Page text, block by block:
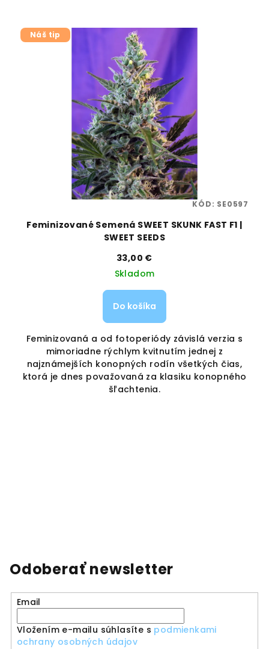
Náš tip
Feminizované Semená SWEET SKUNK FAST F1 |
SWEET SEEDS
33,00 €
Skladom
Do košíka
Feminizovaná a od fotoperiódy závislá verzia s
mimoriadne rýchlym kvitnutím jednej z
najznámejších konopných rodín všetkých čias,
ktorá je dnes považovaná za klasiku konopného
šľachtenia.
KÓD: SE0597
Odoberať newsletter
Email
Vložením e-mailu súhlasíte s podmienkami
ochrany osobných údajov